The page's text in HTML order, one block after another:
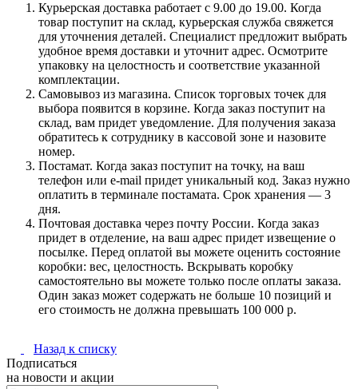
Курьерская доставка работает с 9.00 до 19.00. Когда
товар поступит на склад, курьерская служба свяжется
для уточнения деталей. Специалист предложит выбрать
удобное время доставки и уточнит адрес. Осмотрите
упаковку на целостность и соответствие указанной
комплектации.
Самовывоз из магазина. Список торговых точек для
выбора появится в корзине. Когда заказ поступит на
склад, вам придет уведомление. Для получения заказа
обратитесь к сотруднику в кассовой зоне и назовите
номер.
Постамат. Когда заказ поступит на точку, на ваш
телефон или e-mail придет уникальный код. Заказ нужно
оплатить в терминале постамата. Срок хранения — 3
дня.
Почтовая доставка через почту России. Когда заказ
придет в отделение, на ваш адрес придет извещение о
посылке. Перед оплатой вы можете оценить состояние
коробки: вес, целостность. Вскрывать коробку
самостоятельно вы можете только после оплаты заказа.
Один заказ может содержать не больше 10 позиций и
его стоимость не должна превышать 100 000 р.
Назад к списку
Подписаться
на новости и акции